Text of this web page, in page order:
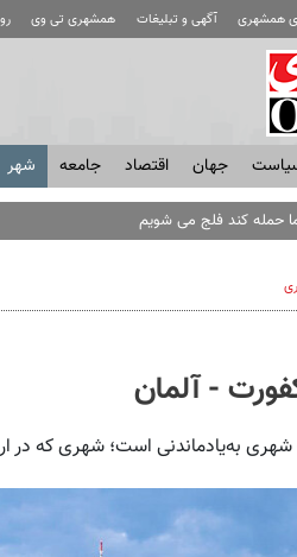
همشهری آگهی و تبلیغات همشهری تی وی
جهان اقتصاد جامعه شهر
ما حمله کند فلج می شویم
- آلمان
به‌یادماندنی است؛ شهری که در